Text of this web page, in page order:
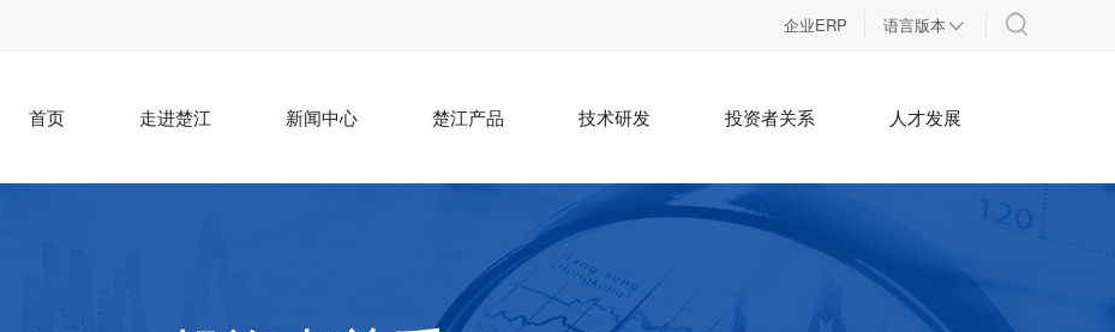
语言版本 
企业ERP
首页 走进楚江 新闻中心 楚江产品 技术研发 投资者关系 人才发展